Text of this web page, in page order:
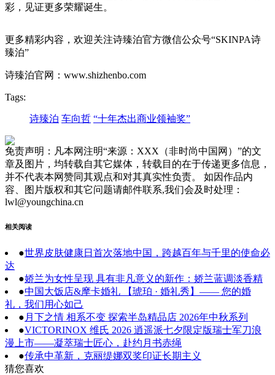
彩，见证更多荣耀诞生。
更多精彩内容，欢迎关注诗臻泊官方微信公众号“SKINPA诗
臻泊”
诗臻泊官网：www.shizhenbo.com
Tags:
诗臻泊 车向哲 “十年杰出商业领袖奖”
免责声明：凡本网注明“来源：XXX（非时尚中国网）”的文
章及图片，均转载自其它媒体，转载目的在于传递更多信息，
并不代表本网赞同其观点和对其真实性负责。 如因作品内
容、图片版权和其它问题请邮件联系,我们会及时处理：
lwl@youngchina.cn
相关阅读
●世界皮肤健康日首次落地中国，跨越百年与千里的使命必
达
●娇兰为女性呈现 具有非凡意义的新作：娇兰蓝调淡香精
●中国大饭店&摩卡婚礼 【琥珀 · 婚礼秀】—— 您的婚
礼，我们用心如己
● 月下之情 相系不变 探索半岛精品店 2026年中秋系列
●VICTORINOX 维氏 2026 逍遥派七夕限定版瑞士军刀浪
漫上市——凝萃瑞士匠心，赴约月书赤绳
●传承中革新，克丽缇娜双奖印证长期主义
猜您喜欢